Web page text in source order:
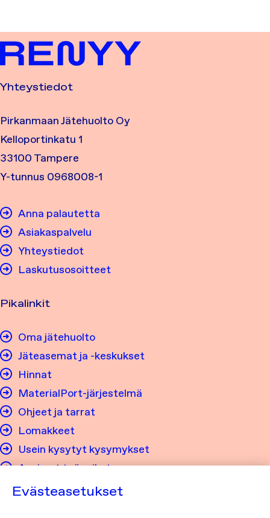
Yhteystiedot
Pirkanmaan Jätehuolto Oy
Kelloportinkatu 1
33100 Tampere
Y-tunnus 0968008-1
Anna palautetta
Asiakaspalvelu
Yhteystiedot
Laskutusosoitteet
Pikalinkit
Oma jätehuolto
Jäteasemat ja -keskukset
Hinnat
MaterialPort-järjestelmä
Ohjeet ja tarrat
Lomakkeet
Usein kysytyt kysymykset
Avoimet työpaikat
Evästeasetukset